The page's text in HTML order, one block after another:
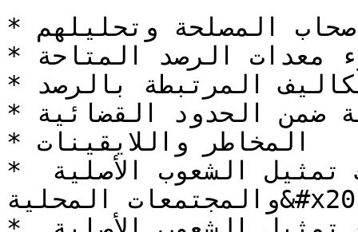
* العلاقات بين أصحاب المصلحة وتحليلهم&#x20;
* الجدوى التقنية في ضوء معدات الرصد المتاحة
* الجدوى المالية والتكاليف المرتبطة بالرصد
* الجدوى القانونية ضمن الحدود القضائية
* المخاطر واللايقينات
* القدرة والخبرة، بما في ذلك تمثيل الشعوب الأصلية
والمجتمعات المحلية&#x20;